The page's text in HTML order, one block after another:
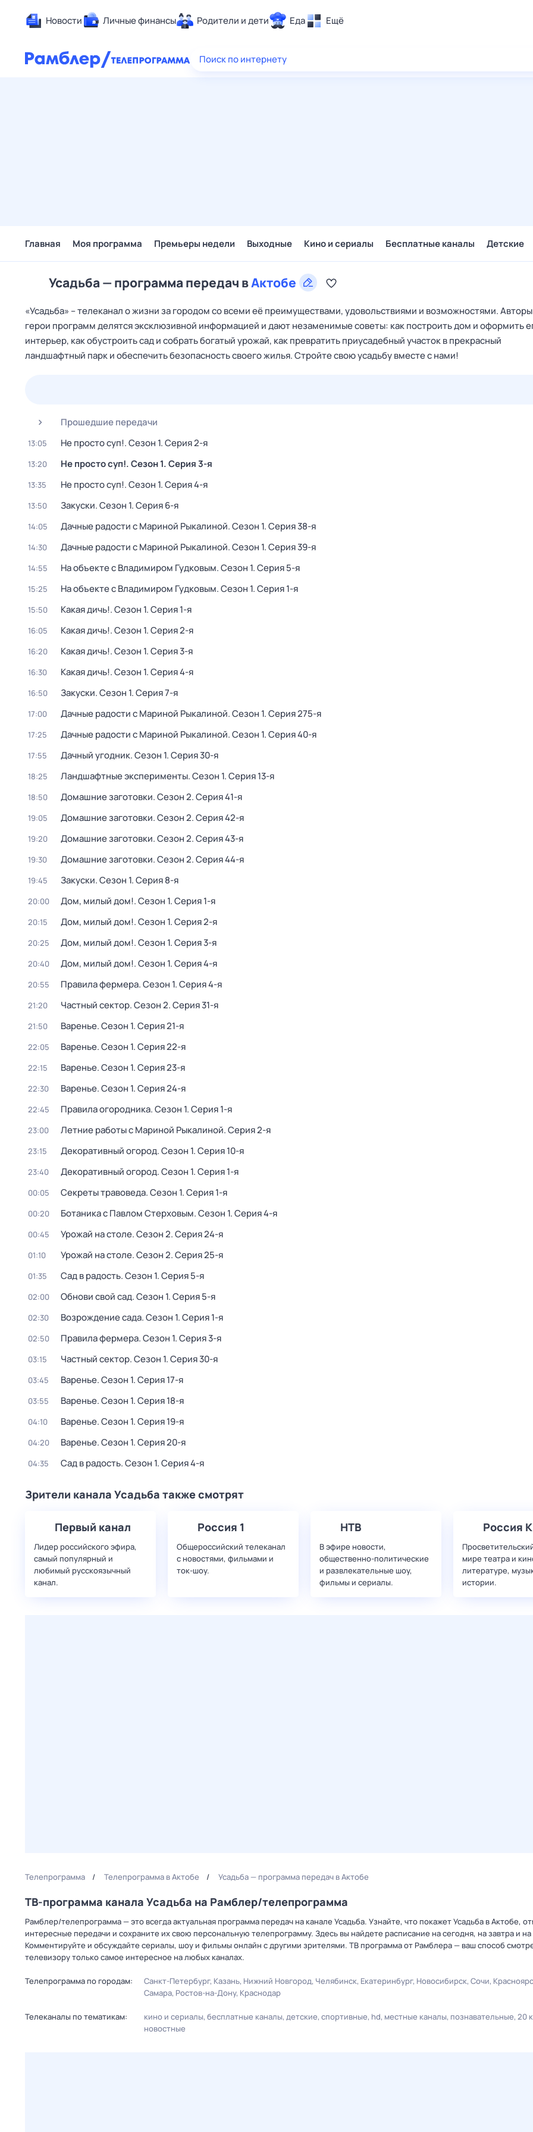
Новости Личные финансы Родители и дети Еда Ещё
Здоровье
Поиск по интернету
Главная Моя программа Премьеры недели Выходные Кино и сериалы Бесплатные каналы Детские
Усадьба — программа передач вАктобе
«Усадьба» – телеканал о жизни за городом со всеми её преимуществами, удовольствиями и возможностями.
герои программ делятся эксклюзивной информацией и дают незаменимые советы: как построить дом и оформить
интерьер, как обустроить сад и собрать богатый урожай, как превратить приусадебный участок в прекрасный
ландшафтный парк и обеспечить безопасность своего жилья. Cтройте свою усадьбу вместе с нами!
Прошедшие передачи
13:05 Не просто суп!. Сезон 1. Серия 2-я
13:20 Не просто суп!. Сезон 1. Серия 3-я
13:35 Не просто суп!. Сезон 1. Серия 4-я
13:50 Закуски. Сезон 1. Серия 6-я
14:05 Дачные радости с Мариной Рыкалиной. Сезон 1. Серия 38-я
14:30 Дачные радости с Мариной Рыкалиной. Сезон 1. Серия 39-я
14:55 На объекте с Владимиром Гудковым. Сезон 1. Серия 5-я
15:25 На объекте с Владимиром Гудковым. Сезон 1. Серия 1-я
15:50 Какая дичь!. Сезон 1. Серия 1-я
16:05 Какая дичь!. Сезон 1. Серия 2-я
16:20 Какая дичь!. Сезон 1. Серия 3-я
16:30 Какая дичь!. Сезон 1. Серия 4-я
16:50 Закуски. Сезон 1. Серия 7-я
17:00 Дачные радости с Мариной Рыкалиной. Сезон 1. Серия 275-я
17:25 Дачные радости с Мариной Рыкалиной. Сезон 1. Серия 40-я
17:55 Дачный угодник. Сезон 1. Серия 30-я
18:25 Ландшафтные эксперименты. Сезон 1. Серия 13-я
18:50 Домашние заготовки. Сезон 2. Серия 41-я
19:05 Домашние заготовки. Сезон 2. Серия 42-я
19:20 Домашние заготовки. Сезон 2. Серия 43-я
19:30 Домашние заготовки. Сезон 2. Серия 44-я
19:45 Закуски. Сезон 1. Серия 8-я
20:00 Дом, милый дом!. Сезон 1. Серия 1-я
20:15 Дом, милый дом!. Сезон 1. Серия 2-я
20:25 Дом, милый дом!. Сезон 1. Серия 3-я
20:40 Дом, милый дом!. Сезон 1. Серия 4-я
20:55 Правила фермера. Сезон 1. Серия 4-я
21:20 Частный сектор. Сезон 2. Серия 31-я
21:50 Варенье. Сезон 1. Серия 21-я
22:05 Варенье. Сезон 1. Серия 22-я
22:15 Варенье. Сезон 1. Серия 23-я
22:30 Варенье. Сезон 1. Серия 24-я
22:45 Правила огородника. Сезон 1. Серия 1-я
23:00 Летние работы с Мариной Рыкалиной. Серия 2-я
23:15 Декоративный огород. Сезон 1. Серия 10-я
23:40 Декоративный огород. Сезон 1. Серия 1-я
00:05 Секреты травоведа. Сезон 1. Серия 1-я
00:20 Ботаника с Павлом Стерховым. Сезон 1. Серия 4-я
00:45 Урожай на столе. Сезон 2. Серия 24-я
01:10 Урожай на столе. Сезон 2. Серия 25-я
01:35 Сад в радость. Сезон 1. Серия 5-я
02:00 Обнови свой сад. Сезон 1. Серия 5-я
02:30 Возрождение сада. Сезон 1. Серия 1-я
02:50 Правила фермера. Сезон 1. Серия 3-я
03:15 Частный сектор. Сезон 1. Серия 30-я
03:45 Варенье. Сезон 1. Серия 17-я
03:55 Варенье. Сезон 1. Серия 18-я
04:10 Варенье. Сезон 1. Серия 19-я
04:20 Варенье. Сезон 1. Серия 20-я
04:35 Сад в радость. Сезон 1. Серия 4-я
Зрители канала Усадьба также смотрят
Первый канал
Лидер российского эфира,
самый популярный и
любимый русскоязычный
канал.
Россия 1
Общероссийский телеканал
с новостями, фильмами и
ток-шоу.
НТВ
В эфире новости,
общественно-политические
и развлекательные шоу,
фильмы и сериалы.
Россия К
мире театра и
литературе,
истории.
Телепрограмма Телепрограмма в Актобе Усадьба — программа передач в Актобе
ТВ-программа канала Усадьба на Рамблер/телепрограмма
Рамблер/телепрограмма — это всегда актуальная программа передач на канале Усадьба. Узнайте, что покажет Усадьба в Актобе,
интересные передачи и сохраните их свою персональную телепрограмму. Здесь вы найдете расписание на сегодня, на завтра и
Комментируйте и обсуждайте сериалы, шоу и фильмы онлайн с другими зрителями. ТВ программа от Рамблера — ваш способ
телевизору только самое интересное на любых каналах.
Телепрограмма по городам: Санкт-Петербург Казань Нижний Новгород Челябинск Екатеринбург Новосибирск Сочи
Самара Ростов-на-Дону Краснодар
Телеканалы по тематикам: кино и сериалы бесплатные каналы детские спортивные hd местные каналы познавательные 20
новостные